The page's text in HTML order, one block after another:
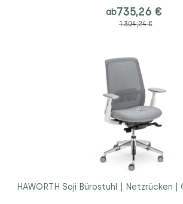
ab735,26 €
1.304,24 €
HAWORTH Soji Bürostuhl | Netzrücken |